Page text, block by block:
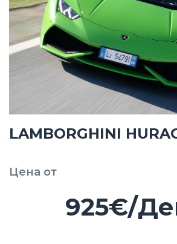
LAMBORGHINI
Цена от
925€/